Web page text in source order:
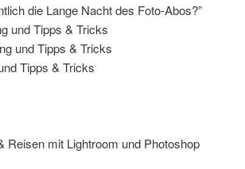
die Lange Nacht des Foto-Abos?”
und Tipps & Tricks
und Tipps & Tricks
Tipps & Tricks
mit Lightroom und Photoshop